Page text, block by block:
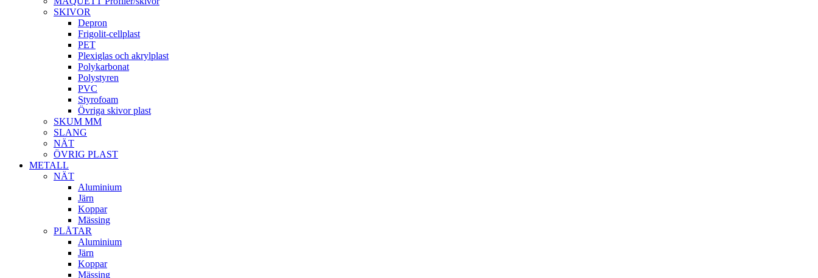
SKIVOR
Depron
Frigolit-cellplast
PET
Plexiglas och akrylplast
Polykarbonat
Polystyren
PVC
Styrofoam
Övriga skivor plast
SKUM MM
SLANG
NÄT
ÖVRIG PLAST
METALL
NÄT
Aluminium
Järn
Koppar
Mässing
PLÅTAR
Aluminium
Järn
Koppar
Mässing